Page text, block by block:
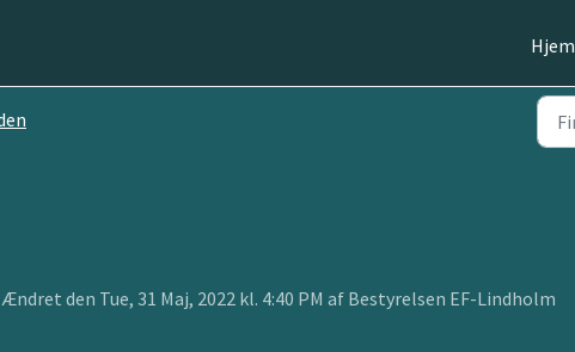
Hjem
den Tue, 31 Maj, 2022 kl. 4:40 PM af Bestyrelsen EF-Lindholm